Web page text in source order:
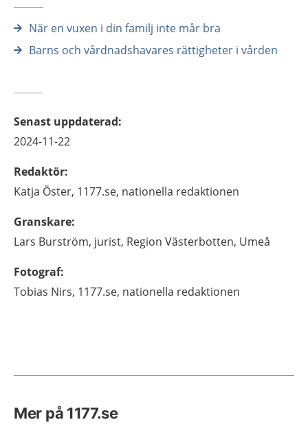
När en vuxen i din familj inte mår bra
Barns och vårdnadshavares rättigheter i vården
Senast uppdaterad:
2024-11-22
Redaktör:
Katja Öster, 1177.se, nationella redaktionen
Granskare:
Lars Burström, jurist, Region Västerbotten, Umeå
Fotograf:
Tobias Nirs, 1177.se, nationella redaktionen
Mer på 1177.se